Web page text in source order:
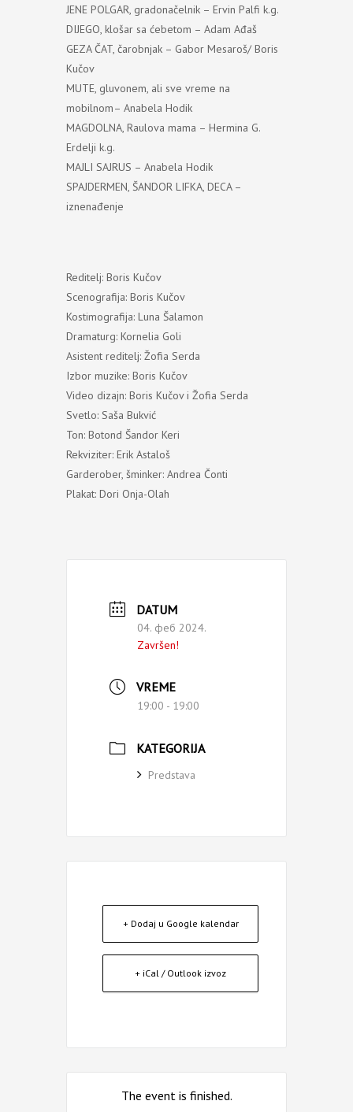
JENE POLGAR, gradonačelnik – Ervin Palfi k.g.
DIJEGO, klošar sa ćebetom – Adam Ađaš
GEZA ČAT, čarobnjak – Gabor Mesaroš/ Boris
Kučov
MUTE, gluvonem, ali sve vreme na
mobilnom– Anabela Hodik
MAGDOLNA, Raulova mama – Hermina G.
Erdelji k.g.
MAJLI SAJRUS – Anabela Hodik
SPAJDERMEN, ŠANDOR LIFKA, DECA –
iznenađenje
Reditelj: Boris Kučov
Scenografija: Boris Kučov
Kostimografija: Luna Šalamon
Dramaturg: Kornelia Goli
Asistent reditelj: Žofia Serda
Izbor muzike: Boris Kučov
Video dizajn: Boris Kučov i Žofia Serda
Svetlo: Saša Bukvić
Ton: Botond Šandor Keri
Rekviziter: Erik Astaloš
Garderober, šminker: Andrea Čonti
Plakat: Dori Onja-Olah
DATUM
04. феб 2024.
Završen!
VREME
19:00 - 19:00
KATEGORIJA
Predstava
+ Dodaj u Google kalendar
+ iCal / Outlook izvoz
The event is finished.